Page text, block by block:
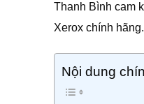
Thanh Bình cam
Xerox chính hãng.
Nội dung